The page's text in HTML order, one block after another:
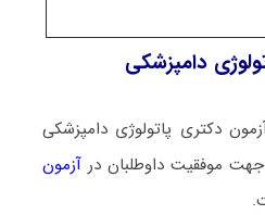
دامپزشکی
دکتری پاتولوژی دامپزشکی
جهت موفقیت داوطلبان درآزمون